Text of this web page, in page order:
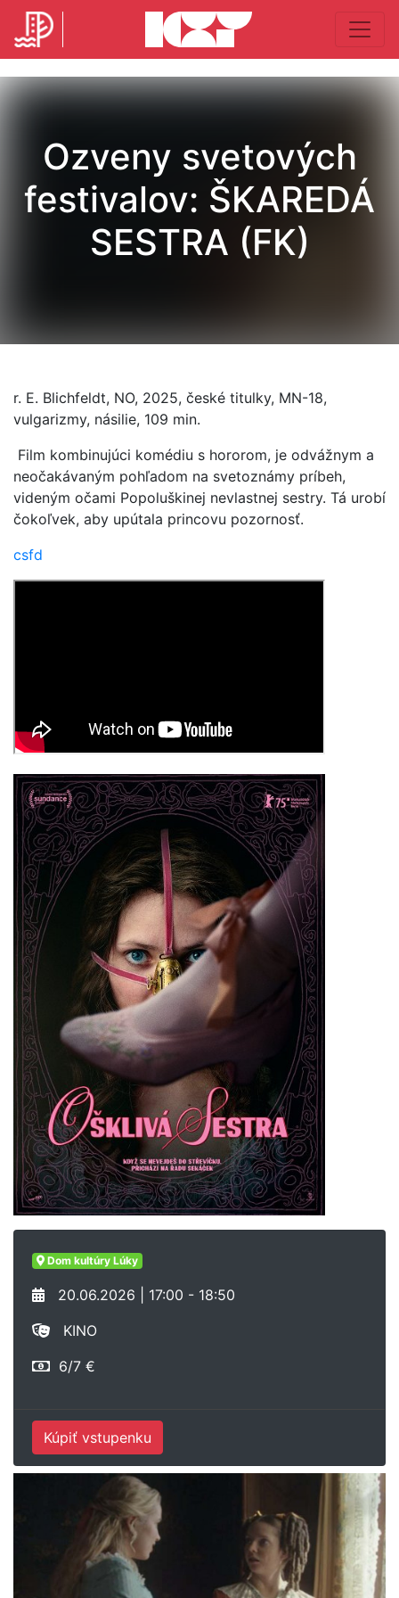
Ozveny svetových
festivalov: ŠKAREDÁ
SESTRA (FK)
r. E. Blichfeldt, NO, 2025, české titulky, MN-18,
vulgarizmy, násilie, 109 min.
Film kombinujúci komédiu s hororom, je odvážnym a
neočakávaným pohľadom na svetoznámy príbeh,
videným očami Popoluškinej nevlastnej sestry. Tá urobí
čokoľvek, aby upútala princovu pozornosť.
csfd
Dom kultúry Lúky
20.06.2026 | 17:00 - 18:50
KINO
6/7 €
Kúpiť vstupenku